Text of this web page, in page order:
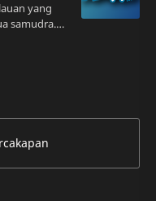
yang
samudra.
hingga